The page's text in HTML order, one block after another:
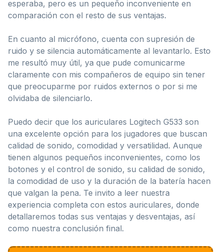
esperaba, pero es un pequeño inconveniente en
comparación con el resto de sus ventajas.
En cuanto al micrófono, cuenta con supresión de
ruido y se silencia automáticamente al levantarlo. Esto
me resultó muy útil, ya que pude comunicarme
claramente con mis compañeros de equipo sin tener
que preocuparme por ruidos externos o por si me
olvidaba de silenciarlo.
Puedo decir que los auriculares Logitech G533 son
una excelente opción para los jugadores que buscan
calidad de sonido, comodidad y versatilidad. Aunque
tienen algunos pequeños inconvenientes, como los
botones y el control de sonido, su calidad de sonido,
la comodidad de uso y la duración de la batería hacen
que valgan la pena. Te invito a leer nuestra
experiencia completa con estos auriculares, donde
detallaremos todas sus ventajas y desventajas, así
como nuestra conclusión final.